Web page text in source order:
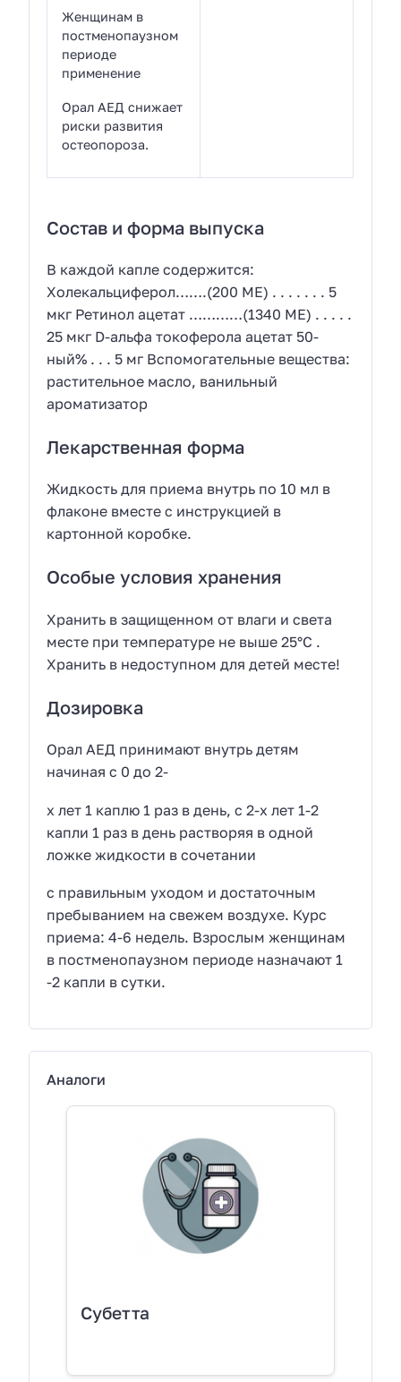
Женщинам в
постменопаузном
периоде
применение
Орал АЕД снижает
риски развития
остеопороза.
Состав и форма выпуска
В каждой капле содержится:
Холекальциферол…….(200 ME) . . . . . . . 5
мкг Ретинол ацетат …………(1340 МЕ) . . . . .
25 мкг D-альфа токоферола ацетат 50-
ный% . . . 5 мг Вспомогательные вещества:
растительное масло, ванильный
ароматизатор
Лекарственная форма
Жидкость для приема внутрь по 10 мл в
флаконе вместе с инструкцией в
картонной коробке.
Особые условия хранения
Хранить в защищенном от влаги и света
месте при температуре не выше 25°С .
Хранить в недоступном для детей месте!
Дозировка
Орал АЕД принимают внутрь детям
начиная с 0 до 2-
х лет 1 каплю 1 раз в день, c 2-х лет 1-2
капли 1 раз в день растворяя в одной
ложке жидкости в сочетании
с правильным уходом и достаточным
пребыванием на свежем воздухе. Курс
приема: 4-6 недель. Взрослым женщинам
в постменопаузном периоде назначают 1
-2 капли в сутки.
Аналоги
Субетта